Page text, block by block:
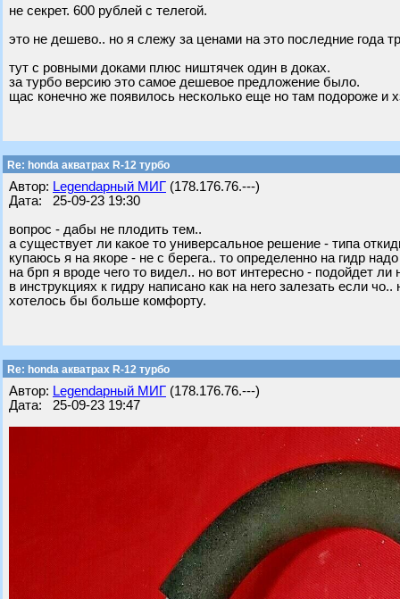
не секрет. 600 рублей с телегой.
это не дешево.. но я слежу за ценами на это последние года
тут с ровными доками плюс ништячек один в доках.
за турбо версию это самое дешевое предложение было.
щас конечно же появилось несколько еще но там подороже и
Re: honda акватрах R-12 турбо
Автор: Legendарный МИГ (178.176.76.---)
Дата: 25-09-23 19:30
вопрос - дабы не плодить тем..
а существует ли какое то универсальное решение - типа
купаюсь я на якоре - не с берега.. то определенно на гидр
на брп я вроде чего то видел.. но вот интересно - подойдет ли
в инструкциях к гидру написано как на него залезать если
хотелось бы больше комфорту.
Re: honda акватрах R-12 турбо
Автор: Legendарный МИГ (178.176.76.---)
Дата: 25-09-23 19:47